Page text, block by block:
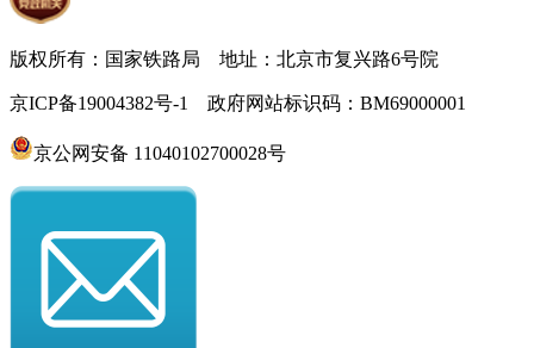
版权所有：国家铁路局 地址：北京市复兴路6号院
京ICP备19004382号-1 政府网站标识码：BM69000001
京公网安备 11040102700028号